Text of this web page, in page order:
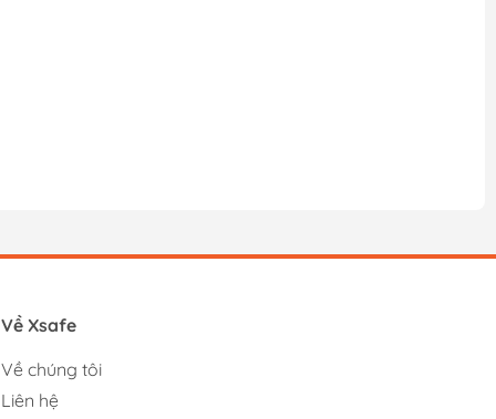
Về Xsafe
Về chúng tôi
Liên hệ